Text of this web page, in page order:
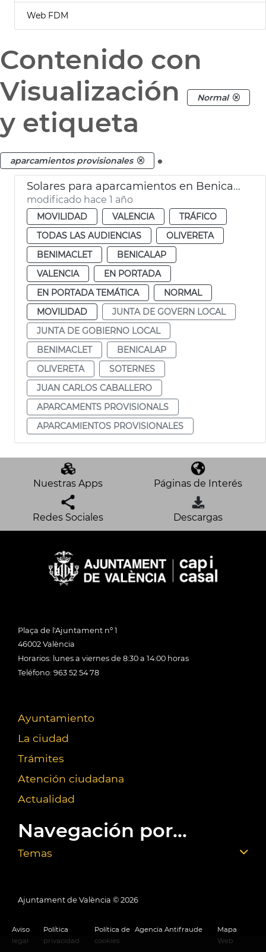
Web FDM
Contenido con
Visualización
Normal
y etiqueta
aparcamientos provisionales .
Solares para aparcamientos en Benicalap, Benimàmet, Soternes
modificado hace 1 año
MOVILIDAD VALENCIA
TRÁFICO
TODAS LAS AUDIENCIAS
OLIVERETA
BENIMACLET
BENICALAP
VALENCIA
EN PORTADA
EN PORTADA TEMÁTICA
NORMAL
MOVILIDAD
JUNTA DE GOVERN LOCAL
JUNTA DE GOBIERNO LOCAL
BENIMACLET
BENICALAP
OLIVERETA
SOTERNES
JUAN CARLOS CABALLERO
APARCAMENTS PROVISIONALS
APARCAMIENTOS PROVISIONALES
Nuestras Apps Páginas de Interés
Redes Sociales Descargas
Plaça de l'Ajuntament nº 1
46002 València
Horarios: lunes a viernes de 8:30 a 14:00 horas
Teléfono: 963 52 54 78
Ayuntamiento
La ciudad
Trámites
Atención ciudadana
Actualidad
Navegación por...
Temas
Ajuntament de València © 2026
Aviso
legal
Política
privacidad
Política de
cookies
Agencia Antifraude
Mapa
Web